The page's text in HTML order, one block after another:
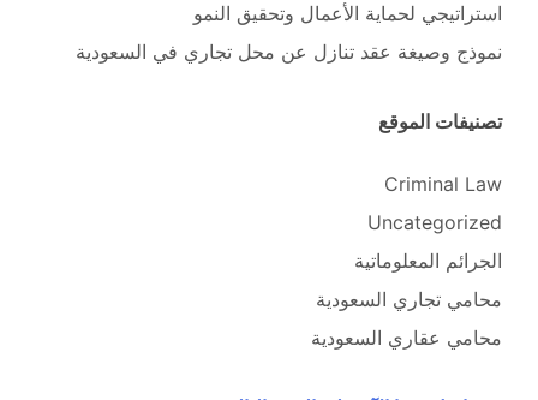
استراتيجي لحماية الأعمال وتحقيق النمو
نموذج وصيغة عقد تنازل عن محل تجاري في السعودية
تصنيفات الموقع
Criminal Law
Uncategorized
الجرائم المعلوماتية
محامي تجاري السعودية
محامي عقاري السعودية